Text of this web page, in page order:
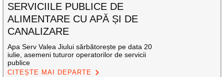
SERVICIILE PUBLICE DE
ALIMENTARE CU APĂ ȘI DE
CANALIZARE
Apa Serv Valea Jiului sărbătorește pe data 20
iulie, asemeni tuturor operatorilor de servicii
publice
CITEȘTE MAI DEPARTE